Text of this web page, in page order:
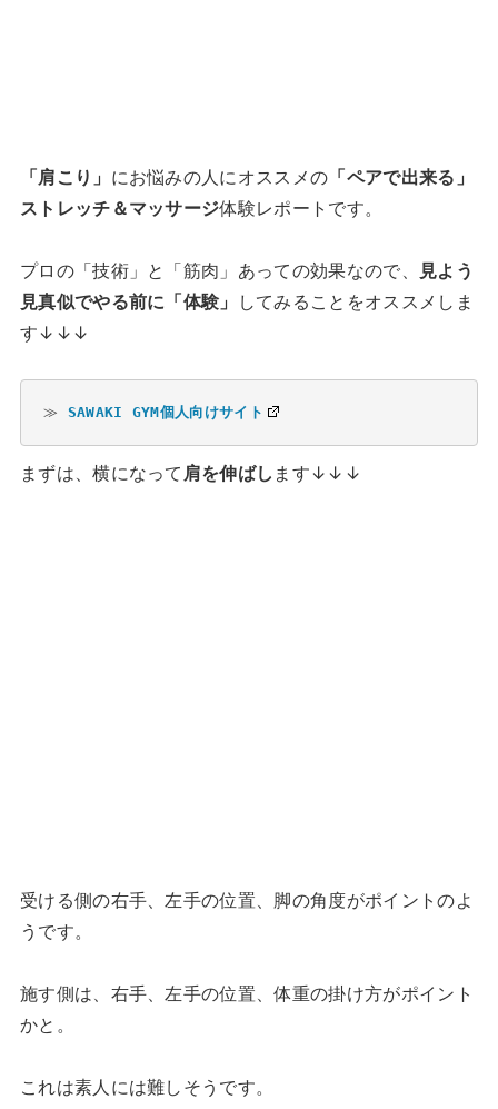
「肩こり」 にお悩みの人にオススメの 「ペアで出来る」
ストレッチ＆マッサージ体験レポートです。
プロの「技術」と「筋肉」あっての効果なので、
見よう
見真似でやる前に「体験」
してみることをオススメしま
す↓↓↓
≫ SAWAKI GYM個人向けサイト
まずは、横になって 肩を伸ばし ます↓↓↓
受ける側の右手、左手の位置、脚の角度がポイントのよ
うです。
施す側は、右手、左手の位置、体重の掛け方がポイント
かと。
これは素人には難しそうです。